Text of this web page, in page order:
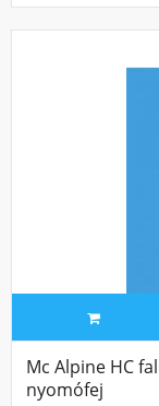
Mc Alpine HC
nyomófej